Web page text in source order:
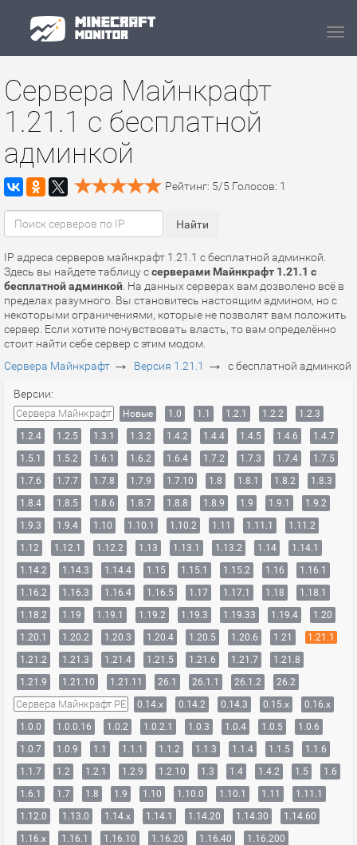
Сервера Майнкрафт
1.21.1 с бесплатной
админкой
Рейтинг: 5/5 Голосов: 1
IP адреса серверов майнкрафт 1.21.1 с бесплатной админкой.
Здесь вы найдете таблицу ссерверами Майнкрафт 1.21.1 с
бесплатной админкой . На данных серверах вам дозволено всё в
пределах разумного. Вы становитесь настоящим админом, но с
некоторыми ограничениями, которые не позволят вам положить
сервер. Если хотите почувствовать власть, то вам определённо
стоит найти себе сервер с этим модом.
Сервера Майнкрафт → Версия 1.21.1 → с бесплатной админкой
Версии:
Сервера Майнкрафт Новые 1.0 1.1 1.2.1 1.2.2
1.2.3
1.2.4
1.2.5 1.3.1 1.3.2 1.4.2 1.4.4 1.4.5 1.4.6
1.4.7
1.5.1
1.5.2 1.6.1 1.6.2 1.6.4 1.7.2 1.7.3 1.7.4
1.7.5
1.7.6
1.7.7 1.7.8 1.7.9 1.7.10 1.8 1.8.1 1.8.2
1.8.3
1.8.4
1.8.5 1.8.6 1.8.7 1.8.8 1.8.9 1.9 1.9.1
1.9.2
1.9.3
1.9.4 1.10 1.10.1 1.10.2 1.11 1.11.1
1.11.2
1.12
1.12.1 1.12.2 1.13 1.13.1 1.13.2 1.14
1.14.1
1.14.2
1.14.3 1.14.4 1.15 1.15.1 1.15.2 1.16
1.16.1
1.16.2
1.16.3 1.16.4 1.16.5 1.17 1.17.1 1.18
1.18.1
1.18.2
1.19 1.19.1 1.19.2 1.19.3 1.19.33 1.19.4
1.20
1.20.1
1.20.2 1.20.3 1.20.4 1.20.5 1.20.6 1.21
1.21.1
1.21.2
1.21.3 1.21.4 1.21.5 1.21.6 1.21.7
1.21.8
1.21.9
1.21.10 1.21.11 26.1 26.1.1 26.1.2 26.2
Сервера Майнкрафт PE 0.14.x 0.14.2 0.14.3 0.15.x
0.16.x
1.0.0
1.0.0.16 1.0.2 1.0.2.1 1.0.3 1.0.4 1.0.5
1.0.6
1.0.7
1.0.9 1.1 1.1.1 1.1.2 1.1.3 1.1.4 1.1.5
1.1.6
1.1.7
1.2 1.2.1 1.2.9 1.2.10 1.3 1.4 1.4.2 1.5
1.6
1.6.1
1.7 1.8 1.9 1.10 1.10.0 1.10.1 1.11
1.11.1
1.12.0
1.13.0 1.14.x 1.14.1 1.14.20 1.14.30
1.14.60
1.16.x
1.16.1 1.16.10 1.16.20 1.16.40
1.16.200